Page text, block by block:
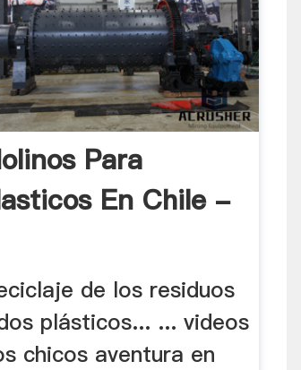
Para
En Chile -
de los residuos
plásticos... ... videos
chicos aventura en